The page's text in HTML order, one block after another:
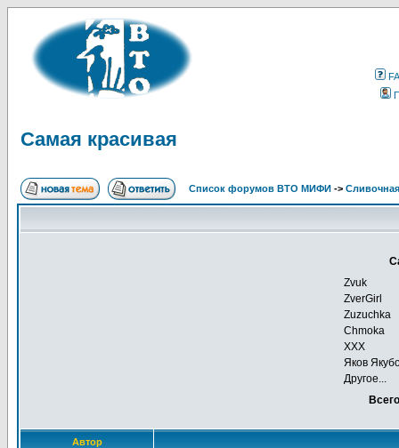
Самая красивая
Список форумов ВТО МИФИ -> Сливочная
Zvuk
ZverGirl
Zuzuchka
Chmoka
XXX
Яков
Другое...
Автор